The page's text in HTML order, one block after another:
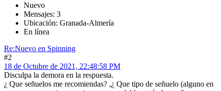
Nuevo
Mensajes: 3
Ubicación: Granada-Almería
En línea
Re:Nuevo en Spinning
#2
18 de Octubre de 2021, 22:48:58 PM
Disculpa la demora en la respuesta.
¿ Que señuelos me recomiendas? ,¿ Que tipo de señuelo (alguno en